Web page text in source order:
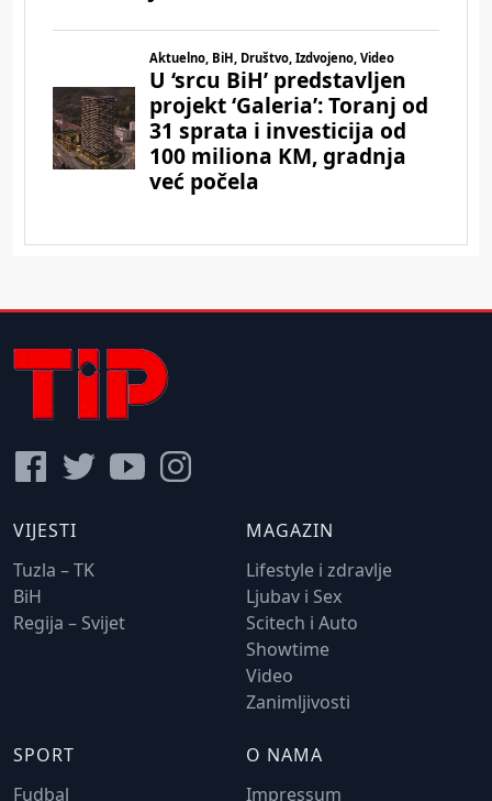
VIJESTI
Tuzla – TK
BiH
Regija – Svijet
MAGAZIN
Lifestyle i zdravlje
Ljubav i Sex
Scitech i Auto
Showtime
Video
Zanimljivosti
SPORT
Fudbal
O NAMA
Impressum